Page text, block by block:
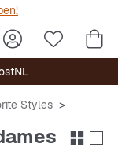
Styles